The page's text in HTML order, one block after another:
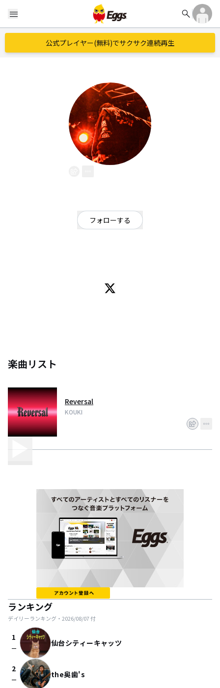
menu search
公式プレイヤー(無料)でサクサク連続再生
フォローする
楽曲リスト
Reversal
KOUKI
ランキング
デイリーランキング・ 2026/08/07付
1
check_indeterminate_small 仙台シティーキャッツ
2
check_indeterminate_small the奥歯's